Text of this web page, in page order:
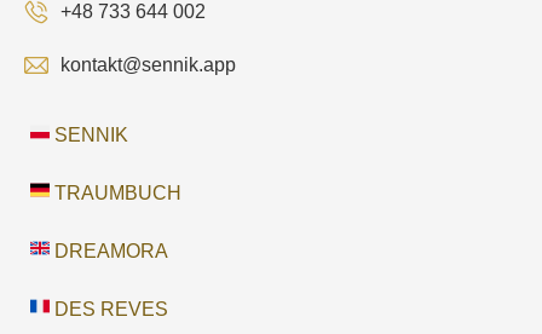
+48 733 644 002
kontakt@sennik.app
SENNIK
TRAUMBUCH
DREAMORA
DES REVES